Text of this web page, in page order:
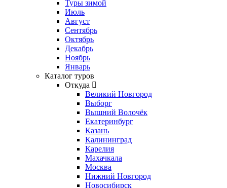
Туры зимой
Июль
Август
Сентябрь
Октябрь
Декабрь
Ноябрь
Январь
Каталог туров
Откуда
Великий Новгород
Выборг
Вышний Волочёк
Екатеринбург
Казань
Калининград
Карелия
Махачкала
Москва
Нижний Новгород
Новосибирск